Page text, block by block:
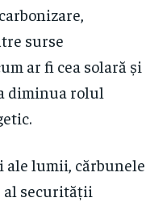
surse
ar fi cea solară și
diminua rolul
lumii, cărbunele
al securității